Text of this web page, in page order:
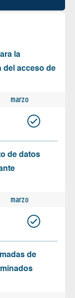
la
del acceso de
marzo
de datos
marzo
de